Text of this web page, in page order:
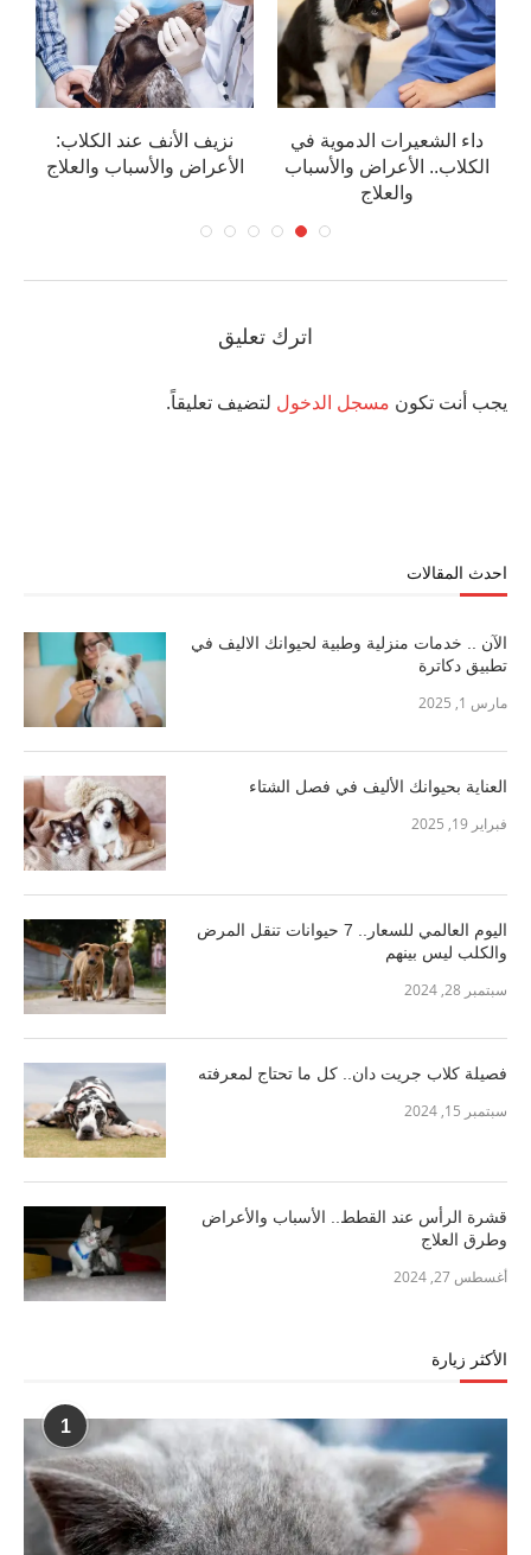
داء الشعيرات الدموية في
الكلاب.. الأعراض والأسباب
والعلاج
نزيف الأنف عند الكلاب:
الأعراض والأسباب والعلاج
اترك تعليق
يجب أنت تكون مسجل الدخول لتضيف تعليقاً.
احدث المقالات
الآن .. خدمات منزلية وطبية لحيوانك الاليف في
تطبيق دكاترة
مارس 1, 2025
العناية بحيوانك الأليف في فصل الشتاء
فبراير 19, 2025
اليوم العالمي للسعار.. 7 حيوانات تنقل المرض
والكلب ليس بينهم
سبتمبر 28, 2024
فصيلة كلاب جريت دان.. كل ما تحتاج لمعرفته
سبتمبر 15, 2024
قشرة الرأس عند القطط.. الأسباب والأعراض
وطرق العلاج
أغسطس 27, 2024
الأكثر زيارة
1